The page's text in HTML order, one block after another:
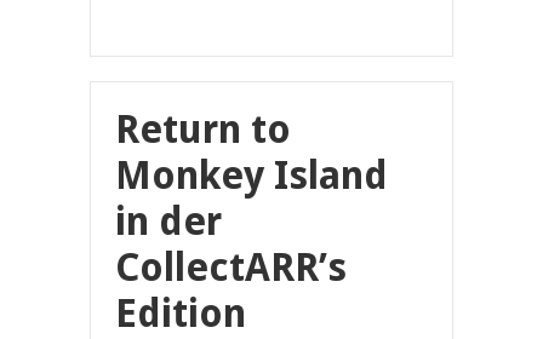
Return to
Monkey Island
in der
CollectARR’s
Edition